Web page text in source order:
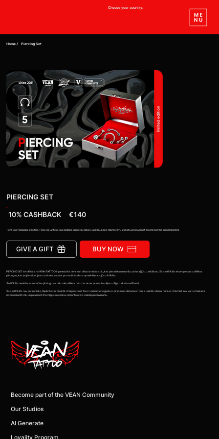
Choose your country:
Home / Piercing Set
PIERCING SET
10% CASHBACK €140
Tiem, kas nebaidās izcelties. Pieci soļi uz tēlu, kas padarīs jūsu stilu patiesi unikālu. Laiks mainīt savu izskatu un pievienot drosmi katram jūsu lēmumam.
GIVE A GIFT BUY NOW
PIERCING SET sertifikāts no VEAN TATTOO ir paredzēts tiem, kuri vēlas izveidot stilu, kas piesaista uzmanību un izceļ jūsu unikālumu. Šis sertifikāts ietver piecus izvēlētos
pīrsingus, kas ļauj izveidot jaunu izskatu, sadalot procedūras divos apmeklējumos jūsu ērtībām.
Sertifikāts neattiecas uz intīmo pīrsingu vai mikrodermāliem, taču tas atver jaunas iespējas stilīga izskata radīšanai.
Šis sertifikāts nav personisks, tāpēc to var dāvināt citai personai. Tas ir spēkā vienu gadu no pirkšanas datuma un tam ir unikāls sērijas numurs. Dāviniet sev vai tuviniekiem
iespēju mainīt stilu un pievienot drosmīgus akcentus, izmantojot šo unikālo piedāvājumu.
Become part of the VEAN Community
Our Studios
AI Generate
Loyality Program